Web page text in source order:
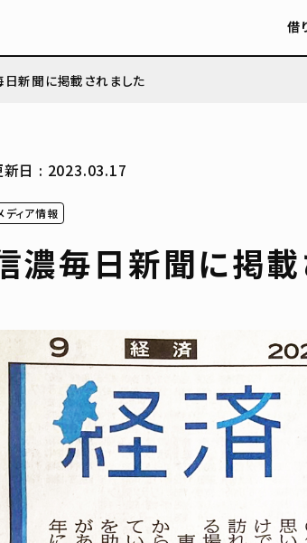
借
新聞に掲載されました
新日 : 2023.03.17
ディア情報
濃毎日新聞に掲載